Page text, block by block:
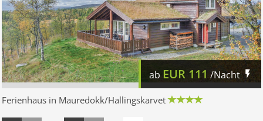
ab EUR 111 /Nacht
Ferienhaus in Mauredokk/Hallingskarvet